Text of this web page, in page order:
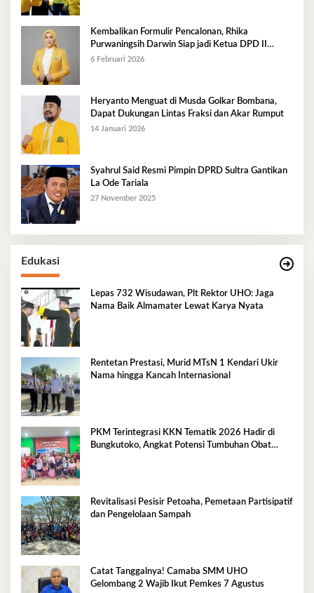
Kembalikan Formulir Pencalonan, Rhika
Purwaningsih Darwin Siap jadi Ketua DPD II
Golkar Mubar
6 Februari 2026
Heryanto Menguat di Musda Golkar Bombana,
Dapat Dukungan Lintas Fraksi dan Akar Rumput
14 Januari 2026
Syahrul Said Resmi Pimpin DPRD Sultra Gantikan
La Ode Tariala
27 November 2025
Edukasi
Lepas 732 Wisudawan, Plt Rektor UHO: Jaga
Nama Baik Almamater Lewat Karya Nyata
Rentetan Prestasi, Murid MTsN 1 Kendari Ukir
Nama hingga Kancah Internasional
PKM Terintegrasi KKN Tematik 2026 Hadir di
Bungkutoko, Angkat Potensi Tumbuhan Obat
Revitalisasi Pesisir Petoaha, Pemetaan Partisipatif
dan Pengelolaan Sampah
Catat Tanggalnya! Camaba SMM UHO
Gelombang 2 Wajib Ikut Pemkes 7 Agustus